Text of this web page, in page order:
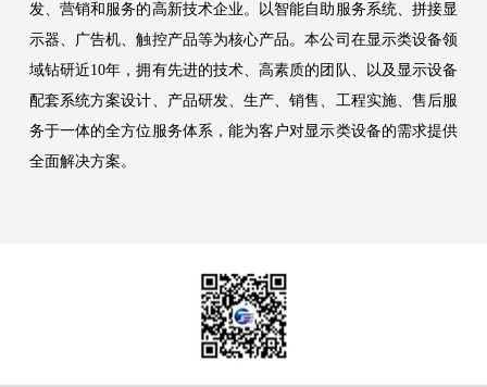
发、营销和服务的高新技术企业。以智能自助服务系统、拼接显
示器、广告机、触控产品等为核心产品。本公司在显示类设备领
域钻研近10年，拥有先进的技术、高素质的团队、以及显示设备
配套系统方案设计、产品研发、生产、销售、工程实施、售后服
务于一体的全方位服务体系，能为客户对显示类设备的需求提供
全面解决方案。